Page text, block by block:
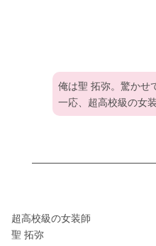
俺は聖 拓弥。驚かせ
一応、超高校級の女装
超高校級の女装師
聖 拓弥